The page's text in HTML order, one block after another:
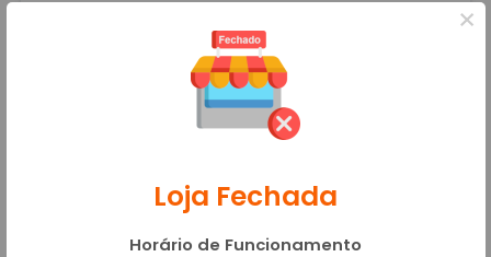
Adicionar
×
Loja Fechada
Horário de Funcionamento